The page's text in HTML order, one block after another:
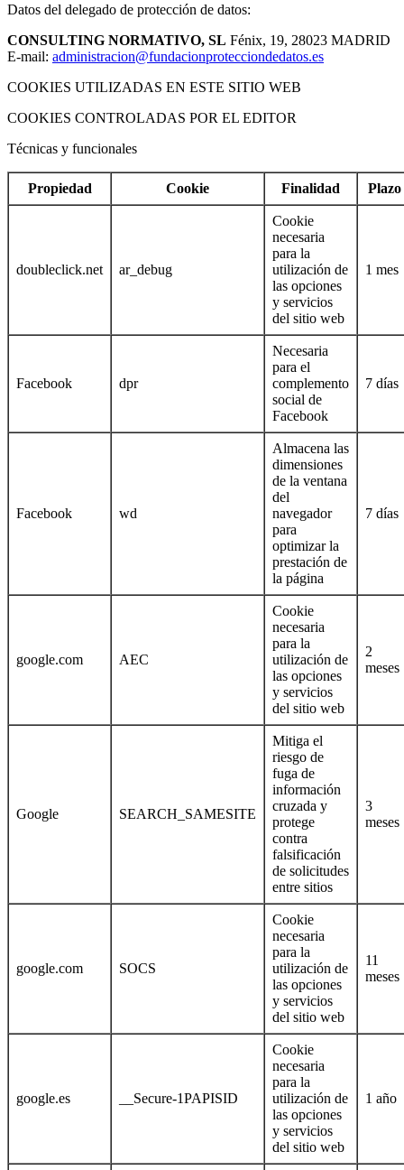
Datos del delegado de protección de datos:
CONSULTING NORMATIVO, SL Fénix, 19, 28023 MADRID
E-mail: administracion@fundacionprotecciondedatos.es
COOKIES UTILIZADAS EN ESTE SITIO WEB
COOKIES CONTROLADAS POR EL EDITOR
Técnicas y funcionales
Propiedad Cookie Finalidad Plazo
doubleclick.net ar_debug
Cookie
necesaria
para la
utilización de
las opciones
y servicios
del sitio web
1 mes
Facebook dpr
Necesaria
para el
complemento
social de
Facebook
7 días
Facebook wd
Almacena las
dimensiones
de la ventana
del
navegador
para
optimizar la
prestación de
la página
7 días
google.com AEC
Cookie
necesaria
para la
utilización de
las opciones
y servicios
del sitio web
2
meses
Google SEARCH_SAMESITE
Mitiga el
riesgo de
fuga de
información
cruzada y
protege
contra
falsificación
de solicitudes
entre sitios
3
meses
google.com SOCS
Cookie
necesaria
para la
utilización de
las opciones
y servicios
del sitio web
11
meses
google.es __Secure-1PAPISID
Cookie
necesaria
para la
utilización de
las opciones
y servicios
del sitio web
1 año